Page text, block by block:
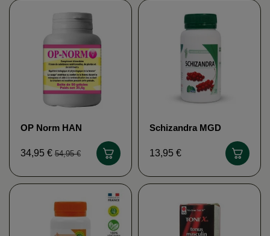
OP Norm HAN
34,95 €54,95 €
Schizandra MGD
13,95 €